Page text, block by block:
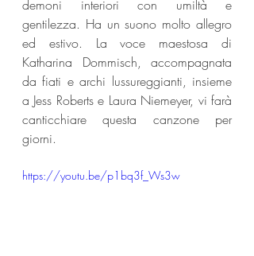
demoni interiori con umiltà e
gentilezza. Ha un suono molto allegro
ed estivo. La voce maestosa di
Katharina Dommisch, accompagnata
da fiati e archi lussureggianti, insieme
a Jess Roberts e Laura Niemeyer, vi farà
canticchiare questa canzone per
giorni.
https://youtu.be/p1bq3f_Ws3w